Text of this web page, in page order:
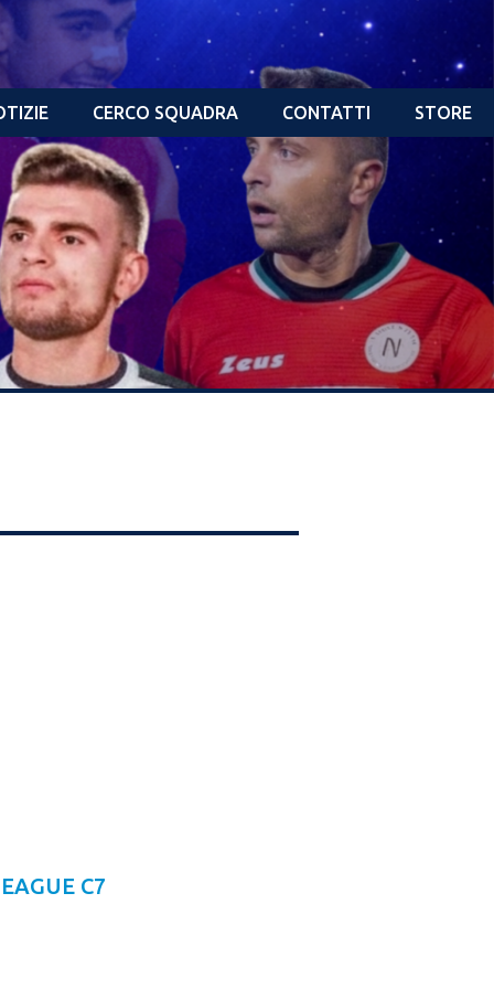
CERCO SQUADRA CONTATTI STORE
C7